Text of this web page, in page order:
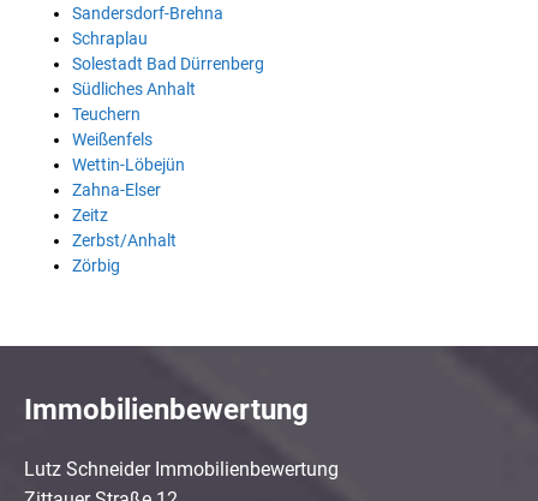
Sandersdorf-Brehna
Schraplau
Solestadt Bad Dürrenberg
Südliches Anhalt
Teuchern
Weißenfels
Wettin-Löbejün
Zahna-Elser
Zeitz
Zerbst/Anhalt
Zörbig
Immobilienbewertung
Lutz Schneider Immobilienbewertung